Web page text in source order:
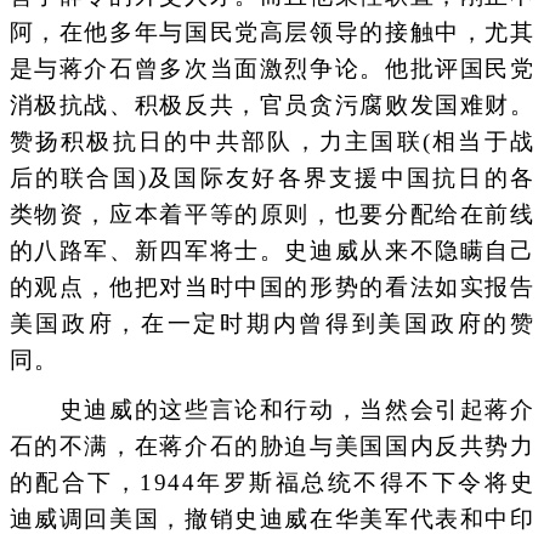
阿，在他多年与国民党高层领导的接触中，尤其
是与蒋介石曾多次当面激烈争论。他批评国民党
消极抗战、积极反共，官员贪污腐败发国难财。
赞扬积极抗日的中共部队，力主国联(相当于战
后的联合国)及国际友好各界支援中国抗日的各
类物资，应本着平等的原则，也要分配给在前线
的八路军、新四军将士。史迪威从来不隐瞒自己
的观点，他把对当时中国的形势的看法如实报告
美国政府，在一定时期内曾得到美国政府的赞
同。
史迪威的这些言论和行动，当然会引起蒋介
石的不满，在蒋介石的胁迫与美国国内反共势力
的配合下，1944年罗斯福总统不得不下令将史
迪威调回美国，撤销史迪威在华美军代表和中印